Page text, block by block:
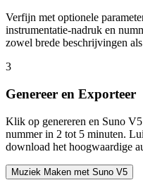
Verfijn met optionele
instrumentatie-nadruk en
zowel brede beschrijvingen
3
Genereer en Exporteer
Klik op genereren en Suno
nummer in 2 tot 5 minuten.
download het hoogwaardige
Muziek Maken met Suno V5